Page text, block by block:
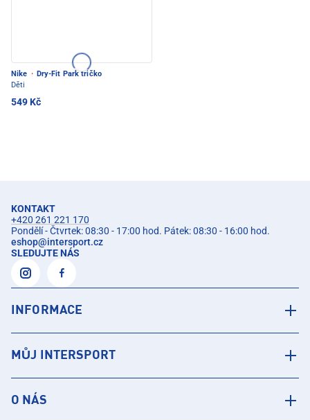
Nike · Dry-Fit Park tričko
Děti
549 Kč
KONTAKT
+420 261 221 170
Pondělí - Čtvrtek: 08:30 - 17:00 hod. Pátek: 08:30 - 16:00 hod.
eshop@intersport.cz
SLEDUJTE NÁS
INFORMACE
MŮJ INTERSPORT
O NÁS